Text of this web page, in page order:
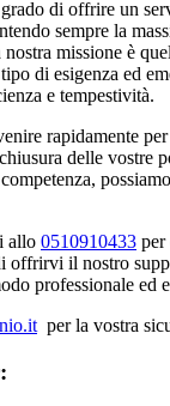
di offrire un
sempre la
missione è
di esigenza ed
e tempestività.
rapidamente
delle vostre
allo 0510910433 per
offrirvi il nostro
professionale ed
per la vostra